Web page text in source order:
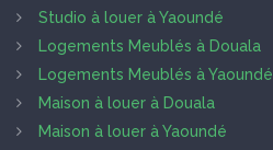
Studio à louer à Yaoundé
Logements Meublés à Douala
Logements Meublés à Yaoundé
Maison à louer à Douala
Maison à louer à Yaoundé